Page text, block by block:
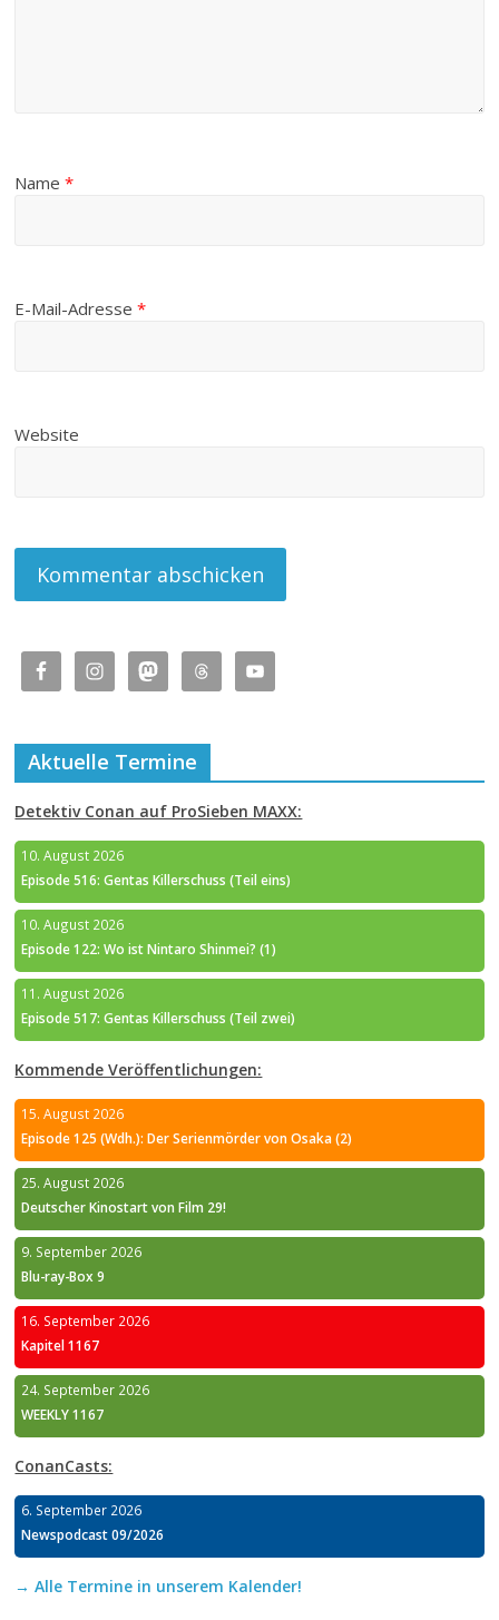
Name*
E-Mail-Adresse*
Website
Aktuelle Termine
Detektiv Conan auf ProSieben MAXX:
10. August 2026
Episode 516: Gentas Killerschuss (Teil eins)
10. August 2026
Episode 122: Wo ist Nintaro Shinmei? (1)
11. August 2026
Episode 517: Gentas Killerschuss (Teil zwei)
Kommende Veröffentlichungen:
15. August 2026
Episode 125 (Wdh.): Der Serienmörder von Osaka (2)
25. August 2026
Deutscher Kinostart von Film 29!
9. September 2026
Blu-ray-Box 9
16. September 2026
Kapitel 1167
24. September 2026
WEEKLY 1167
ConanCasts:
6. September 2026
Newspodcast 09/2026
→ Alle Termine in unserem Kalender!